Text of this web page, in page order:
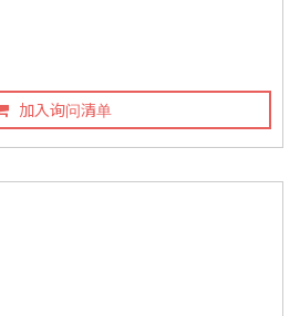
加入询问清单